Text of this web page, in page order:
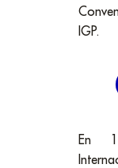
IGP.
En